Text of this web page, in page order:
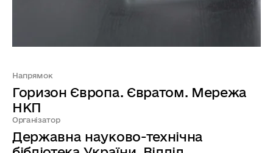
Напрямок
Горизон Європа. Євратом. Мережа
НКП
Організатор
Державна науково-технічна